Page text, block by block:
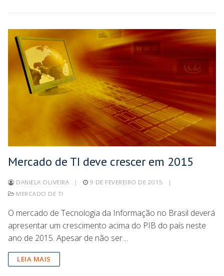
Mercado de TI deve crescer em 2015
DANIELA OLIVEIRA | 9 DE FEVEREIRO DE 2015
|
MERCADO DE TI
O mercado de Tecnologia da Informação no Brasil deverá
apresentar um crescimento acima do PIB do país neste
ano de 2015. Apesar de não ser…
LEIA MAIS